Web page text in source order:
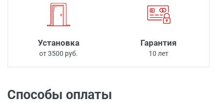
Установка
от 3500 руб.
Гарантия
10 лет
Способы оплаты